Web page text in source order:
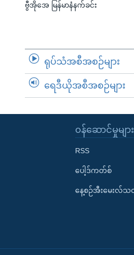
ဗွီအိုအေ မြန်မာနံနက်ခင်း
ရုပ်သံအစီအစဉ်များ
ရေဒီယိုအစီအစဉ်များ
၀န်ဆောင်မှုများ
RSS
ပေါ့ဒ်ကတ်စ်
နေ့စဉ်အီးမေးလ်သ